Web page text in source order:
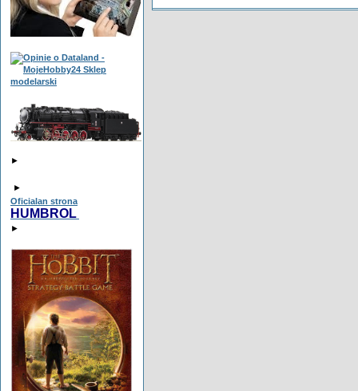
►
►
Oficialan strona
HUMBROL
►